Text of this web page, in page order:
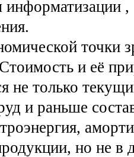
информатизации ,
точки
и её
не только
и раньше
но не в